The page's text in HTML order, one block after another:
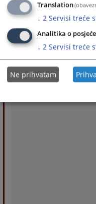
Translation
↓ 2 Servisi treće
Analitika o
↓ 2 Servisi treće
Ne prihvatam